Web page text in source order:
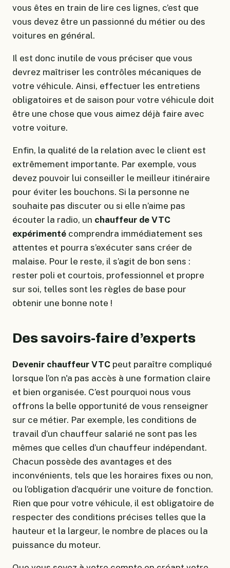
vous êtes en train de lire ces lignes, c’est que
vous devez être un passionné du métier ou des
voitures en général.
Il est donc inutile de vous préciser que vous
devrez maîtriser les contrôles mécaniques de
votre véhicule. Ainsi, effectuer les entretiens
obligatoires et de saison pour votre véhicule doit
être une chose que vous aimez déjà faire avec
votre voiture.
Enfin, la qualité de la relation avec le client est
extrêmement importante. Par exemple, vous
devez pouvoir lui conseiller le meilleur itinéraire
pour éviter les bouchons. Si la personne ne
souhaite pas discuter ou si elle n’aime pas
écouter la radio, un chauffeur de VTC
expérimenté comprendra immédiatement ses
attentes et pourra s’exécuter sans créer de
malaise. Pour le reste, il s’agit de bon sens :
rester poli et courtois, professionnel et propre
sur soi, telles sont les règles de base pour
obtenir une bonne note !
Des savoirs-faire d’experts
Devenir chauffeur VTC peut paraître compliqué
lorsque l’on n'a pas accès à une formation claire
et bien organisée. C’est pourquoi nous vous
offrons la belle opportunité de vous renseigner
sur ce métier. Par exemple, les conditions de
travail d’un chauffeur salarié ne sont pas les
mêmes que celles d’un chauffeur indépendant.
Chacun possède des avantages et des
inconvénients, tels que les horaires fixes ou non,
ou l’obligation d’acquérir une voiture de fonction.
Rien que pour votre véhicule, il est obligatoire de
respecter des conditions précises telles que la
hauteur et la largeur, le nombre de places ou la
puissance du moteur.